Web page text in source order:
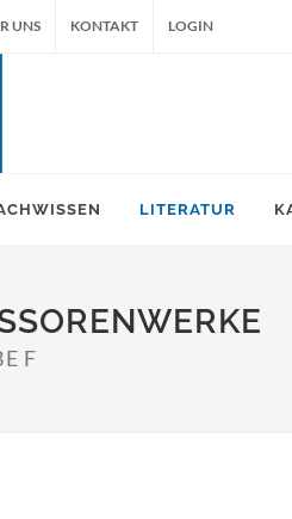
UNS KONTAKT LOGIN
LITERATUR
F